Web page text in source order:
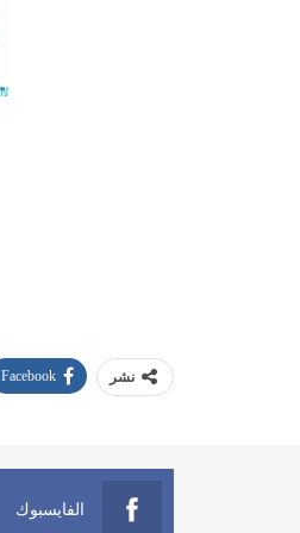
نشر Facebook
الفايسبوك